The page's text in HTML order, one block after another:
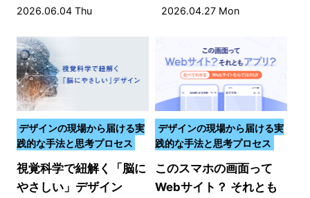
2026.06.04 Thu 2026.04.27 Mon
デザインの現場から届ける実
践的な手法と思考プロセス
視覚科学で紐解く「脳に
やさしい」デザイン
デザインの現場から届ける実
践的な手法と思考プロセス
このスマホの画面って
Webサイト？ それとも